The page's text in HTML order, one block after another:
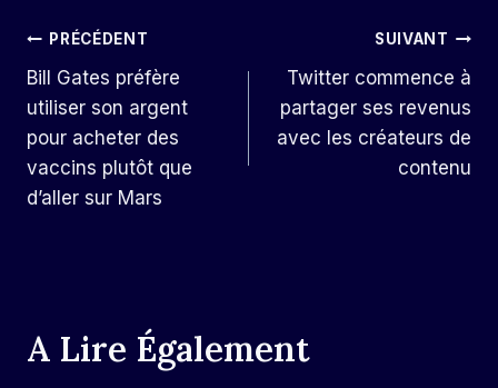
Navigation
De
L’article
PRÉCÉDENT
Bill Gates préfère
utiliser son argent
pour acheter des
vaccins plutôt que
d’aller sur Mars
SUIVANT
Twitter commence à
partager ses revenus
avec les créateurs de
contenu
A Lire Également